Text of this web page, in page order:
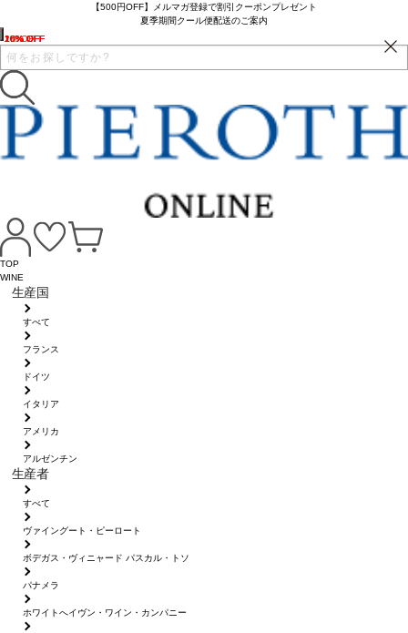
【500円OFF】メルマガ登録で割引クーポンプレゼント
夏季期間クール便配送のご案内
TOP
WINE
生産国
すべて
フランス
ドイツ
イタリア
アメリカ
アルゼンチン
生産者
すべて
ヴァイングート・ピーロート
ボデガス・ヴィニャード パスカル・トソ
パナメラ
ホワイトへイヴン・ワイン・カンパニー
16% OFF
16% OFF
16% OFF
2% OFF
10% OFF
16% OFF
16% OFF
16% OFF